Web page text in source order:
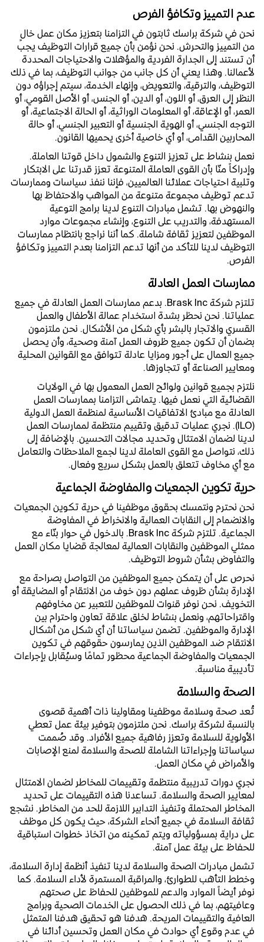
عدم التمييز وتكافؤ الفرص
نحن في شركة براسك ثابتون في التزامنا بتعزيز مكان عمل خالٍ
من التمييز والتحرش. نحن نؤمن بأن جميع قرارات التوظيف يجب
أن تستند إلى الجدارة الفردية والمؤهلات والاحتياجات المحددة
لأعمالنا. وهذا يعني أن كل جانب من جوانب التوظيف، بما في ذلك
التوظيف، والترقية، والتعويض، وإنهاء الخدمة، سيتم إجراؤه دون
النظر إلى العرق، أو اللون، أو الدين، أو الجنس، أو الأصل القومي، أو
العمر، أو الإعاقة، أو المعلومات الوراثية، أو الحالة الاجتماعية، أو
التوجه الجنسي، أو الهوية الجنسية أو التعبير الجنسي، أو حالة
المحاربين القدامى، أو أي خاصية أخرى يحميها القانون.
نعمل بنشاط على تعزيز التنوع والشمول داخل قوتنا العاملة.
وإدراكاً منّا بأن القوى العاملة المتنوعة تعزز قدرتنا على الابتكار
وتلبية احتياجات عملائنا العالميين، فإننا ننفذ سياسات وممارسات
تدعم توظيف مجموعة متنوعة من المواهب والاحتفاظ بها
والنهوض بها. تشمل مبادرات التنوع لدينا برامج التوعية
المستهدفة، والتدريب على التنوع، وإنشاء مجموعات موارد
الموظفين لتعزيز ثقافة شاملة. كما أننا نراجع بانتظام ممارسات
التوظيف لدينا للتأكد من أنها تدعم التزامنا بعدم التمييز وتكافؤ
الفرص.
ممارسات العمل العادلة
تلتزم شركة Brask Inc. بدعم ممارسات العمل العادلة في جميع
عملياتنا. نحن نحظر بشدة استخدام عمالة الأطفال والعمل
القسري والاتجار بالبشر بأي شكل من الأشكال. نحن ملتزمون
بضمان أن تكون جميع ظروف العمل آمنة وصحية، وأن يحصل
جميع العمال على أجور ومزايا عادلة تتوافق مع القوانين المحلية
ومعايير الصناعة أو تتجاوزها.
نلتزم بجميع قوانين ولوائح العمل المعمول بها في الولايات
القضائية التي نعمل فيها. يتماشى التزامنا بممارسات العمل
العادلة مع مبادئ الاتفاقيات الأساسية لمنظمة العمل الدولية
(ILO). نجري عمليات تدقيق وتقييم منتظمة لممارسات العمل
لدينا لضمان الامتثال وتحديد مجالات التحسين. بالإضافة إلى
ذلك، نتواصل مع القوى العاملة لدينا لجمع الملاحظات والتعامل
مع أي مخاوف تتعلق بالعمل بشكل سريع وفعال.
حرية تكوين الجمعيات والمفاوضة الجماعية
نحن نحترم ونتمسك بحقوق موظفينا في حرية تكوين الجمعيات
والانضمام إلى النقابات العمالية والانخراط في المفاوضة
الجماعية. تلتزم شركة Brask Inc. بالدخول في حوار بنّاء مع
ممثلي الموظفين والنقابات العمالية لمعالجة قضايا مكان العمل
والتفاوض بشأن شروط التوظيف.
نحرص على أن يتمكن جميع الموظفين من التواصل بصراحة مع
الإدارة بشأن ظروف عملهم دون خوف من الانتقام أو المضايقة أو
التخويف. نحن نوفر قنوات للموظفين للتعبير عن مخاوفهم
واقتراحاتهم، ونعمل بنشاط لخلق علاقة تعاون واحترام بين
الإدارة والموظفين. تضمن سياساتنا أن أي شكل من أشكال
الانتقام ضد الموظفين الذين يمارسون حقوقهم في تكوين
الجمعيات والمفاوضة الجماعية محظور تمامًا وسيُقابل بإجراءات
تأديبية مناسبة.
الصحة والسلامة
تُعد صحة وسلامة موظفينا ومقاولينا ذات أهمية قصوى
بالنسبة لشركة براسك. نحن ملتزمون بتوفير بيئة عمل تعطي
الأولوية للسلامة وتعزز رفاهية جميع الأفراد. وقد صُممت
سياساتنا وإجراءاتنا الشاملة للصحة والسلامة لمنع الإصابات
والأمراض في مكان العمل.
نجري دورات تدريبية منتظمة وتقييمات للمخاطر لضمان الامتثال
لمعايير الصحة والسلامة. تساعدنا هذه التقييمات على تحديد
المخاطر المحتملة وتنفيذ التدابير اللازمة للحد من المخاطر. نشجع
ثقافة السلامة في جميع أنحاء الشركة، حيث يكون كل موظف
على دراية بمسؤولياته ويتم تمكينه من اتخاذ خطوات استباقية
للحفاظ على بيئة عمل آمنة.
تشمل مبادرات الصحة والسلامة لدينا تنفيذ أنظمة إدارة السلامة،
وخطط التأهب للطوارئ، والمراقبة المستمرة لأداء السلامة. كما
نوفر أيضاً الموارد والدعم للموظفين للحفاظ على صحتهم
وعافيتهم، بما في ذلك الحصول على الخدمات الصحية وبرامج
العافية والتقييمات المريحة. هدفنا هو تحقيق هدفنا المتمثل
في عدم وقوع أي حوادث في مكان العمل وتحسين أدائنا في